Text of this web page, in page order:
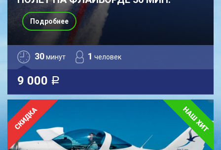
30минут 1 человек
9 000 a
Подробнее